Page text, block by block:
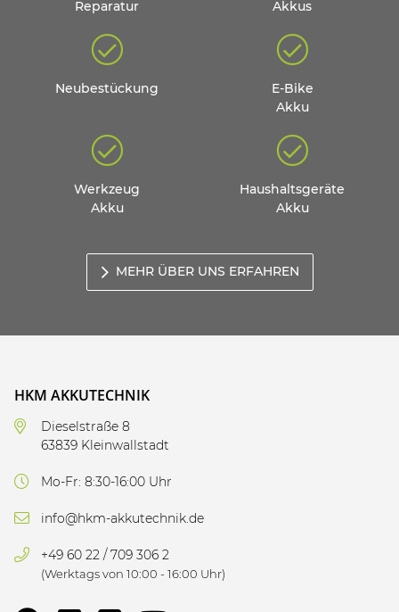
Reparatur
Akkus
Neubestückung
E-Bike
Akku
Werkzeug
Akku
Haushaltsgeräte
Akku
MEHR ÜBER UNS ERFAHREN
HKM AKKUTECHNIK
Dieselstraße 8
63839 Kleinwallstadt
Mo-Fr: 8:30-16:00 Uhr
info@hkm-akkutechnik.de
+49 60 22 / 709 306 2
(Werktags von 10:00 - 16:00 Uhr)